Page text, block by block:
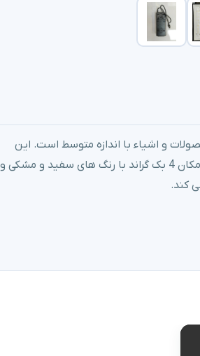
برای عکاسی از محصولات و اشیاء با اندازه متوسط است. این
خیمه، با داشتن نورپردازی دوگانه (سفید و زرد) و ابعاد 7070 سانتی‌ متر، با امکان 4 بک گراند با رنگ های سفید و مشکی و
کند.